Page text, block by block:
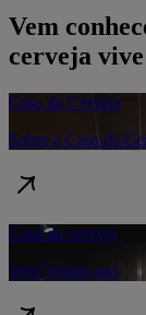
Vem
cerveja vive
Casa da Cerveja
Sobre a Casa da
Casa da cerveja
Vem Visitar-nos